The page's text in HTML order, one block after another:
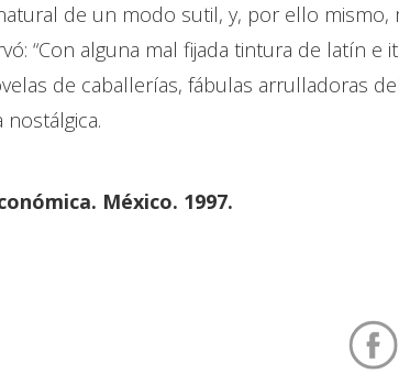
de un modo sutil, y, por ello mismo,
“Con alguna mal fijada tintura de latín e
de caballerías, fábulas arrulladoras del
México. 1997.